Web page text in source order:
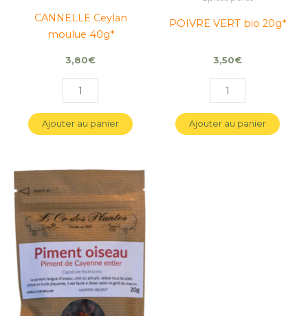
CANNELLE Ceylan
moulue 40g*
3,80€
Ajouter au panier
POIVRE VERT bio 20g*
3,50€
Ajouter au panier
quantité
de
POIVRE
DE
LA
JAMAIQUE
bio
30g*
quantité
de
POIVRE
DE
LA
JAMAIQUE
bio
30g*